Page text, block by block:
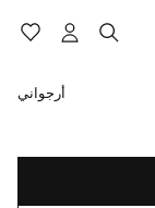
أرجواني